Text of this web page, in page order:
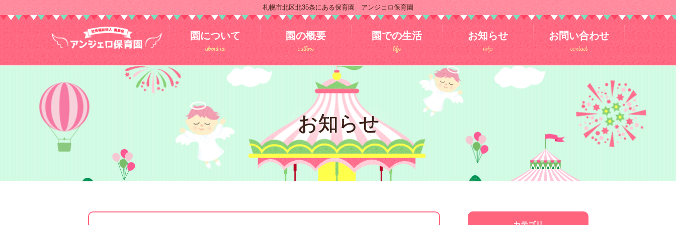
札幌市北区北35条にある保育園 アンジェロ保育園
園について
about us
園の概要
outline
園での生活
life
お知らせ
info
お問い合わせ
contact
お知らせ